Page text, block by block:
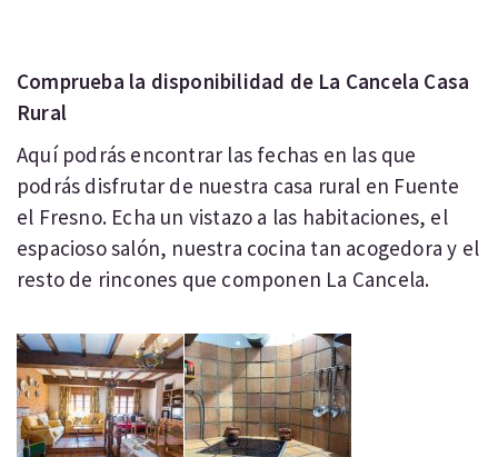
Comprueba la disponibilidad de La Cancela Casa
Rural
Aquí podrás encontrar las fechas en las que
podrás disfrutar de nuestra casa rural en Fuente
el Fresno. Echa un vistazo a las habitaciones, el
espacioso salón, nuestra cocina tan acogedora y el
resto de rincones que componen La Cancela.